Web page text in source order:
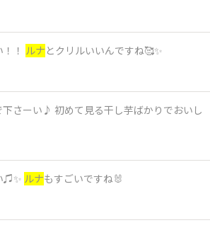
！ ルナ とクリルいいんですね🥰✨
さーい♪ 初めて見る干し芋ばかりでおいし
♫✨ ルナもすごいですね🐰